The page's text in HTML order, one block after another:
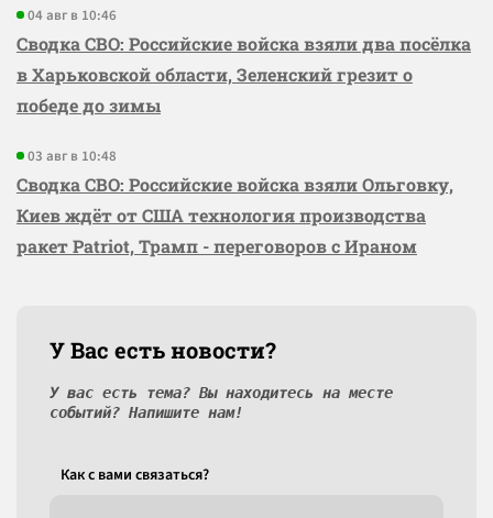
04 авг в 10:46
Сводка СВО: Российские войска взяли два посёлка
в Харьковской области, Зеленский грезит о
победе до зимы
03 авг в 10:48
Сводка СВО: Российские войска взяли Ольговку,
Киев ждёт от США технология производства
ракет Patriot, Трамп - переговоров с Ираном
У Вас есть новости?
У вас есть тема? Вы находитесь на месте
событий? Напишите нам!
Как c вами связаться?